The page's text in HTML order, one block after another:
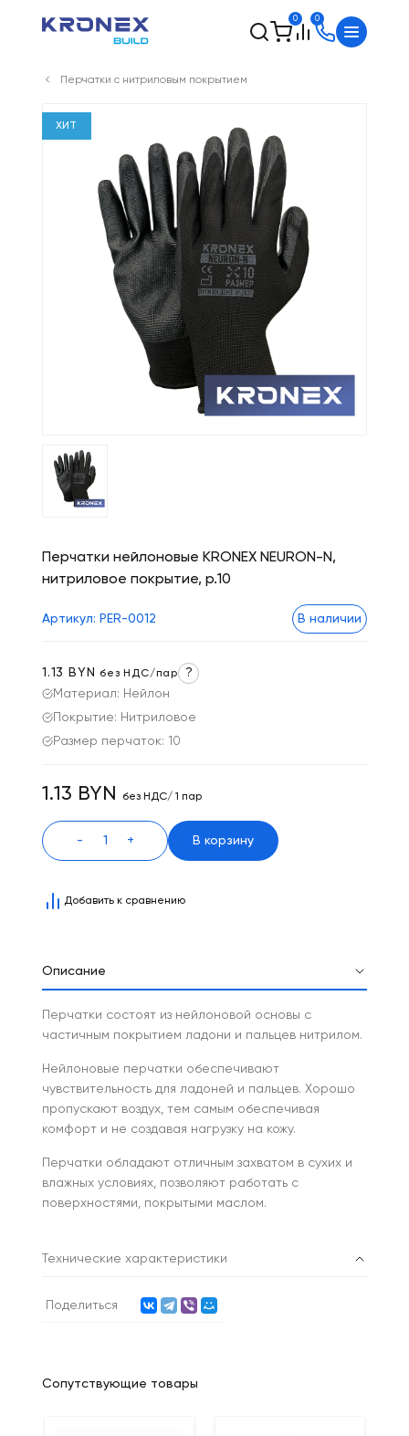
0 0
Перчатки с нитриловым покрытием
ХИТ
Перчатки нейлоновые KRONEX NEURON-N,
нитриловое покрытие, р.10
Артикул: PER-0012 В наличии
Материал: Нейлон
Покрытие: Нитриловое
Размер перчаток: 10
1.13 BYN без НДС/пар ?
1.13 BYN без НДС/ 1 пар
- + В корзину
Добавить к сравнению
Описание
Перчатки состоят из нейлоновой основы с
частичным покрытием ладони и пальцев нитрилом.
Нейлоновые перчатки обеспечивают
чувствительность для ладоней и пальцев. Хорошо
пропускают воздух, тем самым обеспечивая
комфорт и не создавая нагрузку на кожу.
Перчатки обладают отличным захватом в сухих и
влажных условиях, позволяют работать с
поверхностями, покрытыми маслом.
Технические характеристики
Поделиться
Сопутствующие товары